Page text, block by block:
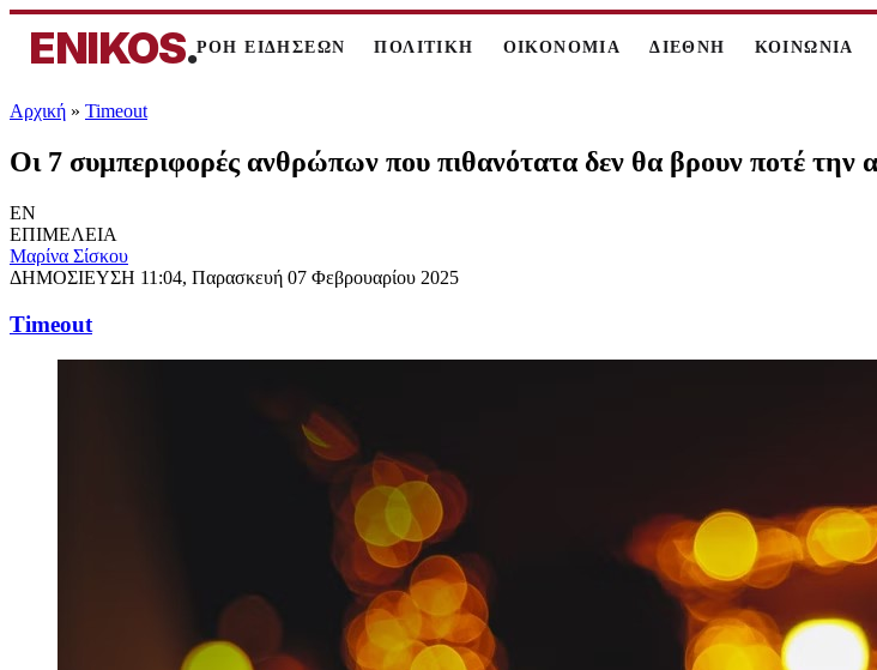
ENIKOS.ΡΟΗ ΕΙΔΗΣΕΩΝ ΠΟΛΙΤΙΚΗ ΟΙΚΟΝΟΜΙΑ ΔΙΕΘΝΗ ΚΟΙΝΩΝΙΑ
Αρχική » Timeout
Οι 7 συμπεριφορές ανθρώπων που πιθανότατα δεν θα βρουν ποτέ την
EN
ΕΠΙΜΕΛΕΙΑ
Μαρίνα Σίσκου
ΔΗΜΟΣΙΕΥΣΗ 11:04, Παρασκευή 07 Φεβρουαρίου 2025
Timeout